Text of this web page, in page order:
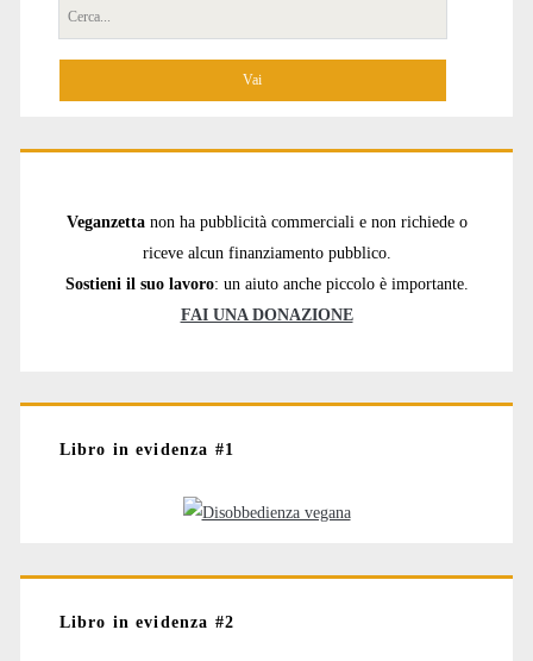
Cerca
per:
Veganzetta non ha pubblicità commerciali e non richiede o
riceve alcun finanziamento pubblico.
Sostieni il suo lavoro: un aiuto anche piccolo è importante.
FAI UNA DONAZIONE
Libro in evidenza #1
Libro in evidenza #2